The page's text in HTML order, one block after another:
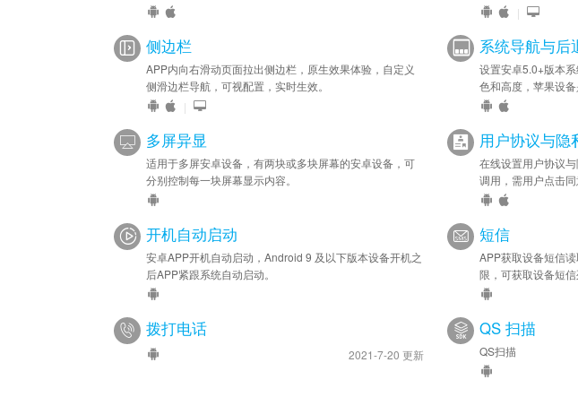
|
侧边栏
APP内向右滑动页面拉出侧边栏，原生效果体验，自定义
侧滑边栏导航，可视配置，实时生效。
|
系统导航与后
设置安卓5.0+版本
色和高度，苹果设备
多屏异显
适用于多屏安卓设备，有两块或多块屏幕的安卓设备，可
分别控制每一块屏幕显示内容。
用户协议与隐
在线设置用户协议
调用，需用户点击同
开机自动启动
安卓APP开机自动启动，Android 9 及以下版本设备开机之
后APP紧跟系统自动启动。
短信
APP获取设备短信
限，可获取设备短信
拨打电话
2021-7-20 更新
QS 扫描
QS扫描